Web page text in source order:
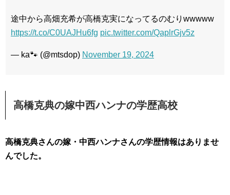
途中から高畑充希が高橋克実になってるのむりwwwww
https://t.co/C0UAJHu6fg pic.twitter.com/QaplrGjv5z
— ka🐾 (@mtsdop) November 19, 2024
高橋克典の嫁中西ハンナの学歴高校
高橋克典さんの嫁・中西ハンナさんの学歴情報はありませ
んでした。